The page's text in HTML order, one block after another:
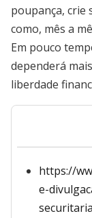
poupança, crie
como, mês a
Em pouco
dependerá
liberdade
https://
e-